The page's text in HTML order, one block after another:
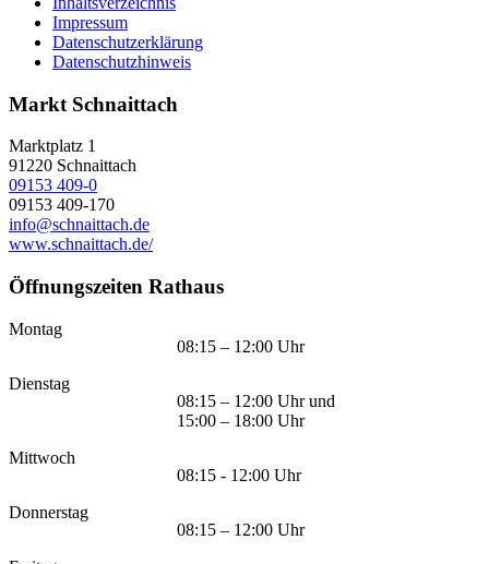
Impressum
Datenschutzerklärung
Datenschutzhinweis
Markt Schnaittach
Marktplatz 1
91220 Schnaittach
09153 409-0
09153 409-170
info@schnaittach.de
www.schnaittach.de/
Öffnungszeiten Rathaus
Montag
08:15 – 12:00 Uhr
Dienstag
08:15 – 12:00 Uhr und
15:00 – 18:00 Uhr
Mittwoch
08:15 - 12:00 Uhr
Donnerstag
08:15 – 12:00 Uhr